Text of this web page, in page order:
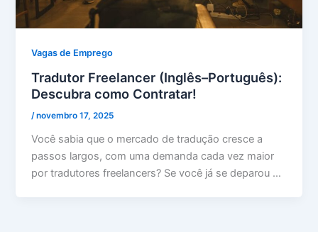
Vagas de Emprego
Tradutor Freelancer (Inglês–Português):
Descubra como Contratar!
/novembro 17, 2025
Você sabia que o mercado de tradução cresce a
passos largos, com uma demanda cada vez maior
por tradutores freelancers? Se você já se deparou …